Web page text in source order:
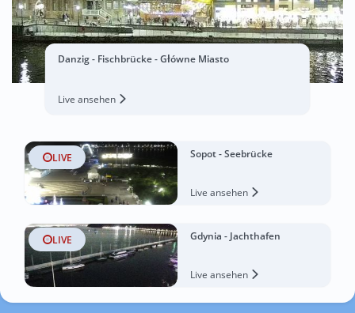
Danzig - Fischbrücke - Główne Miasto
Live ansehen
LIVE Sopot - Seebrücke
Live ansehen
LIVE Gdynia - Jachthafen
Live ansehen